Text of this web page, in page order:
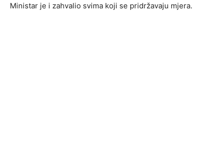
Ministar je i zahvalio svima koji se pridržavaju mjera.